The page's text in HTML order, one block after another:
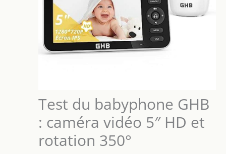
Test du babyphone GHB
: caméra vidéo 5″ HD et
rotation 350°